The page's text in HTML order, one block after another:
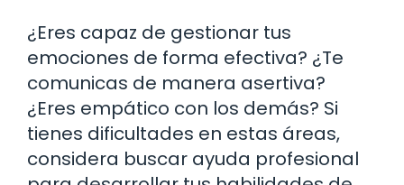
¿Eres capaz de gestionar tus
emociones de forma efectiva? ¿Te
comunicas de manera asertiva?
¿Eres empático con los demás? Si
tienes dificultades en estas áreas,
considera buscar ayuda profesional